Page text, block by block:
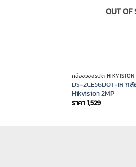
OUT OF
กล้องวงจรปิด HIKVISION
DS-2CE56D0T-IR ก
Hikvision 2MP
ราคา1,529